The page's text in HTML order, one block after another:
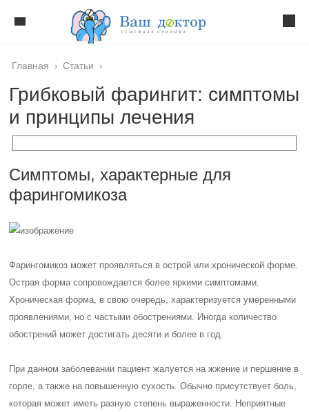
Главная › Статьи ›
Грибковый фарингит: симптомы
и принципы лечения
Симптомы, характерные для
фарингомикоза
Фарингомикоз может проявляться в острой или хронической форме.
Острая форма сопровождается более яркими симптомами.
Хроническая форма, в свою очередь, характеризуется умеренными
проявлениями, но с частыми обострениями. Иногда количество
обострений может достигать десяти и более в год.
При данном заболевании пациент жалуется на жжение и першение в
горле, а также на повышенную сухость. Обычно присутствует боль,
которая может иметь разную степень выраженности. Неприятные